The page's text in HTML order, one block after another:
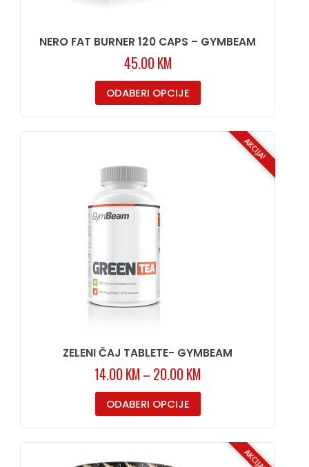
NERO FAT BURNER 120 CAPS – GYMBEAM
45.00 KM
ODABERI OPCIJE
AKCIJA!
ZELENI ČAJ TABLETE- GYMBEAM
14.00 KM – 20.00 KM
ODABERI OPCIJE
AKCIJA!